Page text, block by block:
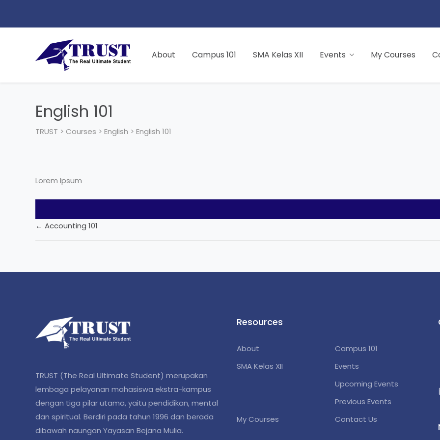
About Campus 101 SMA Kelas XII Events My Courses
English 101
TRUST > Courses > English > English 101
Lorem Ipsum
Accounting 101
TRUST (The Real Ultimate Student) merupakan
lembaga pelayanan mahasiswa ekstra-kampus
dengan tiga pilar utama, yaitu pendidikan, mental
dan spiritual. Berdiri pada tahun 1996 dan berada
dibawah naungan Yayasan Bejana Mulia.
Resources
About
Campus 101
SMA Kelas XII
Events
Upcoming Events
Previous Events
My Courses
Contact Us